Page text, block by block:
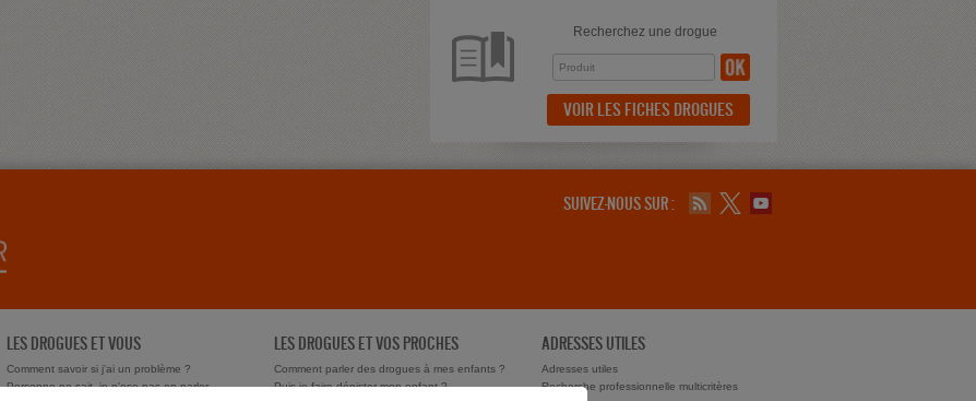
Recherchez une drogue
VOIR LES FICHES DROGUES
SUIVEZ-NOUS SUR :
LES DROGUES ET VOUS
Comment savoir si j'ai un problème ?
Personne ne sait, je n'ose pas en parler
LES DROGUES ET VOS PROCHES
Comment parler des drogues à mes enfants ?
Puis-je faire dépister mon enfant ?
ADRESSES UTILES
Adresses utiles
Recherche professionnelle multicritères